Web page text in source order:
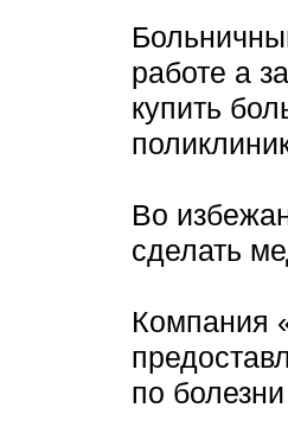
работе а
купить
Во
сделать
Компания
по